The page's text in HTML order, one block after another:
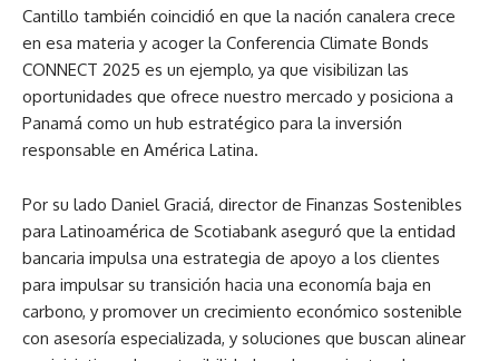
Cantillo también coincidió en que la nación canalera crece
en esa materia y acoger la Conferencia Climate Bonds
CONNECT 2025 es un ejemplo, ya que visibilizan las
oportunidades que ofrece nuestro mercado y posiciona a
Panamá como un hub estratégico para la inversión
responsable en América Latina.
Por su lado Daniel Graciá, director de Finanzas Sostenibles
para Latinoamérica de Scotiabank aseguró que la entidad
bancaria impulsa una estrategia de apoyo a los clientes
para impulsar su transición hacia una economía baja en
carbono, y promover un crecimiento económico sostenible
con asesoría especializada, y soluciones que buscan alinear